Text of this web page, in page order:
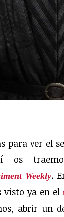
para ver el
os
Weekly.
visto ya en el
abrir un